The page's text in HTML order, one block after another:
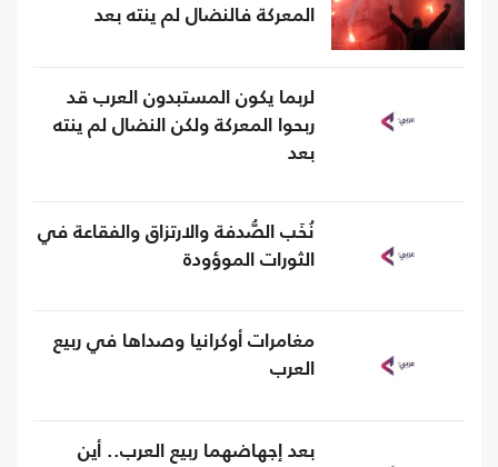
المعركة فالنضال لم ينته بعد
لربما يكون المستبدون العرب قد
ربحوا المعركة ولكن النضال لم ينته
بعد
نُخَب الصُّدفة والارتزاق والفقاعة في
الثورات الموؤودة
مغامرات أوكرانيا وصداها في ربيع
العرب
بعد إجهاضهما ربيع العرب.. أين